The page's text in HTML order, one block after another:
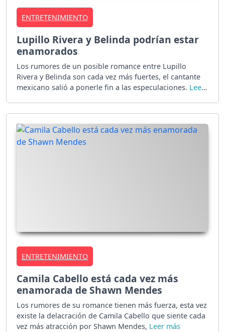
ENTRETENIMIENTO
Lupillo Rivera y Belinda podrían estar
enamorados
Los rumores de un posible romance entre Lupillo
Rivera y Belinda son cada vez más fuertes, el cantante
mexicano salió a ponerle fin a las especulaciones.
ENTRETENIMIENTO
Camila Cabello está cada vez más
enamorada de Shawn Mendes
Los rumores de su romance tienen más fuerza, esta vez
existe la delacración de Camila Cabello que siente cada
vez más atracción por Shawn Mendes,